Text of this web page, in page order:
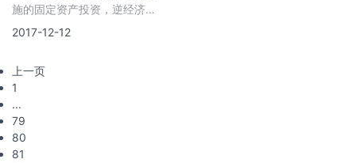
施的固定资产投资，逆经济周
2017-12-12
上一页
1
...
79
80
81